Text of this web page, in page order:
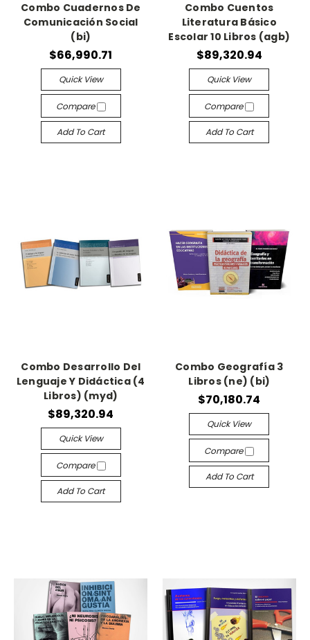
Combo Cuadernos De
Comunicación Social
(bi)
$66,990.71
Quick View
Compare
Add To Cart
Combo Cuentos
Literatura Básico
Escolar 10 Libros (agb)
$89,320.94
Quick View
Compare
Add To Cart
Combo Desarrollo Del
Lenguaje Y Didáctica (4
Libros) (myd)
$89,320.94
Quick View
Compare
Add To Cart
Combo Geografía 3
Libros (ne) (bi)
$70,180.74
Quick View
Compare
Add To Cart